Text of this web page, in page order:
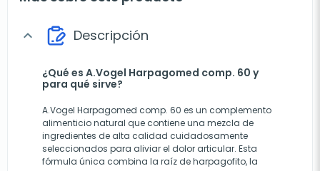
expand_more Descripción
¿Qué es A.Vogel Harpagomed comp. 60 y
para qué sirve?
A.Vogel Harpagomed comp. 60 es un complemento
alimenticio natural que contiene una mezcla de
ingredientes de alta calidad cuidadosamente
seleccionados para aliviar el dolor articular. Esta
fórmula única combina la raíz de harpagofito, la